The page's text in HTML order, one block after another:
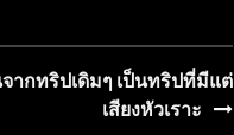
จากทริปเดิมๆ เป็นทริปที่มีแต่
เสียงหัวเราะ